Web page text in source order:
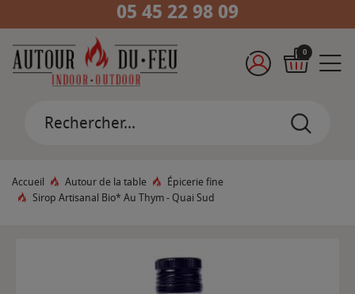
05 45 22 98 09
0
Accueil Autour de la table
Épicerie fine
Sirop Artisanal Bio* Au Thym - Quai Sud